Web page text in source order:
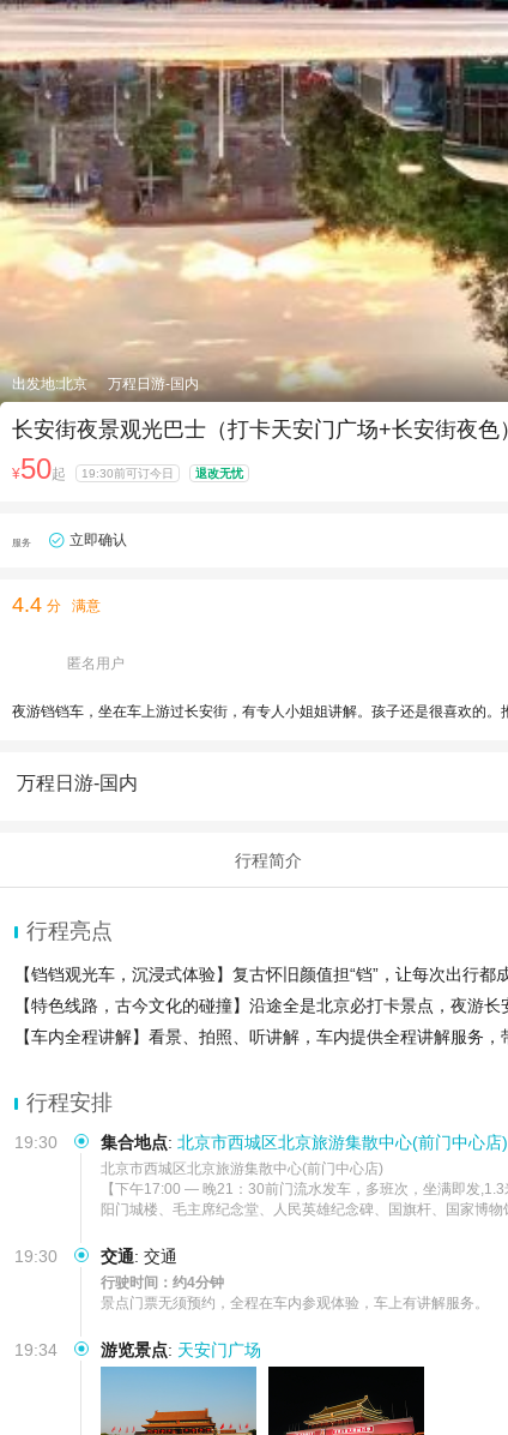
出发地:北京 万程日游-国内
长安街夜景观光巴士（打卡天安门广场+长安街夜色
¥50起 19:30前可订今日 退改无忧
服务 立即确认
4.4 分 满意
匿名用户
夜游铛铛车，坐在车上游过长安街，有专人小姐姐讲解。孩子还是很喜欢的。
万程日游-国内
行程简介
行程亮点
【铛铛观光车，沉浸式体验】复古怀旧颜值担“铛”，让每次出行都
【特色线路，古今文化的碰撞】沿途全是北京必打卡景点，夜游长
【车内全程讲解】看景、拍照、听讲解，车内提供全程讲解服务
行程安排
19:30 集合地点: 北京市西城区北京旅游集散中心(前门中心店)
北京市西城区北京旅游集散中心(前门中心店)
【下午17:00 — 晚21：30前门流水发车，多班次，坐满即发
阳门城楼、毛主席纪念堂、人民英雄纪念碑、国旗杆、国家
19:30 交通: 交通
行驶时间：约4分钟
景点门票无须预约，全程在车内参观体验，车上有讲解服务。
19:34 游览景点: 天安门广场